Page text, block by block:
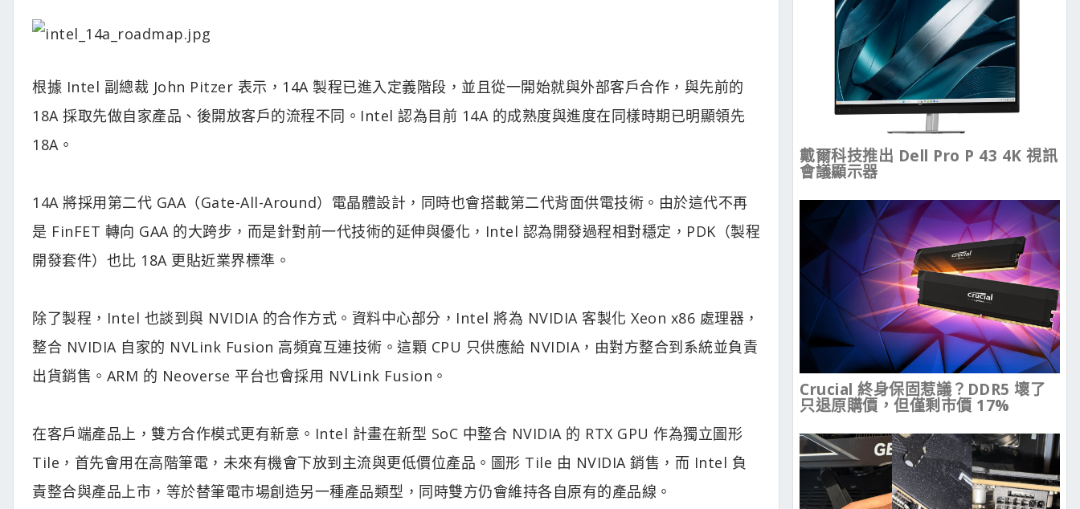
根據 Intel 副總裁 John Pitzer 表示，14A 製程已進入定義階段，並且從一開始就與外部客戶合作，與先前的
18A 採取先做自家產品、後開放客戶的流程不同。Intel 認為目前 14A 的成熟度與進度在同樣時期已明顯領先
18A。
14A 將採用第二代 GAA（Gate-All-Around）電晶體設計，同時也會搭載第二代背面供電技術。由於這代不再
是 FinFET 轉向 GAA 的大跨步，而是針對前一代技術的延伸與優化，Intel 認為開發過程相對穩定，PDK（製程
開發套件）也比 18A 更貼近業界標準。
除了製程，Intel 也談到與 NVIDIA 的合作方式。資料中心部分，Intel 將為 NVIDIA 客製化 Xeon x86 處理器，
整合 NVIDIA 自家的 NVLink Fusion 高頻寬互連技術。這顆 CPU 只供應給 NVIDIA，由對方整合到系統並負責
出貨銷售。ARM 的 Neoverse 平台也會採用 NVLink Fusion。
在客戶端產品上，雙方合作模式更有新意。Intel 計畫在新型 SoC 中整合 NVIDIA 的 RTX GPU 作為獨立圖形
Tile，首先會用在高階筆電，未來有機會下放到主流與更低價位產品。圖形 Tile 由 NVIDIA 銷售，而 Intel 負
責整合與產品上市，等於替筆電市場創造另一種產品類型，同時雙方仍會維持各自原有的產品線。
戴爾科技推出 Dell Pro P 43 4K 視訊
會議顯示器
Crucial 終身保固惹議？DDR5 壞了
只退原購價，但僅剩市價 17%